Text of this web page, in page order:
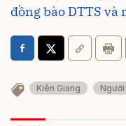
đồng bào DTTS và
Kiên Giang Người